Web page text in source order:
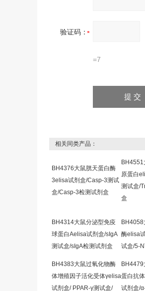
验证码：
=7
相关同类产品：
BH4376大鼠胱天蛋白酶
3elisa试剂盒/Casp-3测试
盒/Casp-3检测试剂盒
原蛋白
测试盒/
盒
BH4314大鼠分泌型免疫
球蛋白Aelisa试剂盒/sIgA
测试盒/sIgA检测试剂盒
酶elisa
试盒/5-
BH4383大鼠过氧化物酶
体增殖因子活化受体γelisa
试剂盒/ PPAR-γ测试盒/
蛋白抗
试剂盒/